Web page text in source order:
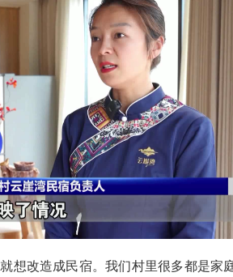
就想改造成民宿。我们村里很多都是家